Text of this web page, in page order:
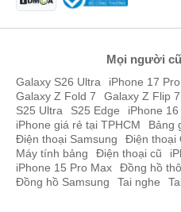
Mọi người
Galaxy S26 Ultra iPhone 17
Galaxy Z Fold 7
Galaxy Z Flip 7
S25 Ultra
S25 Edge iPhone 16
iPhone giá rẻ tại TPHCM
Bảng
Điện thoại Samsung
Điện thoại
Máy tính bảng
Điện thoại cũ
iPhone 15 Pro Max
Đồng hồ
Đồng hồ Samsung
Tai nghe